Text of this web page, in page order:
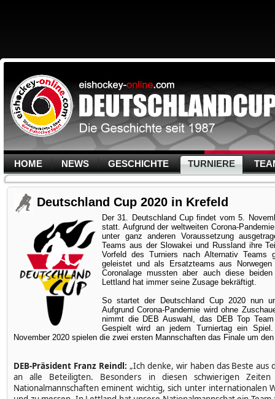
HOME NEWS GESCHICHTE TURNIERE
Deutschland Cup 2020 in Krefeld
Der 31. Deutschland Cup findet vom 5.
statt. Aufgrund der weltweiten Corona-
unter ganz anderen Voraussetzung
Teams aus der Slowakei und Russland ihre
Vorfeld des Turniers nach Alternativ
geleistet und als Ersatzteams aus
Coronalage mussten aber auch diese
Lettland hat immer seine Zusage bekräftigt.
So startet der Deutschland Cup 2020 nun
Aufgrund Corona-Pandemie wird ohne
nimmt die DEB Auswahl, das DEB Top
Gespielt wird an jedem Turniertag ein
November 2020 spielen die zwei ersten Mannschaften das Finale um
DEB-Präsident Franz Reindl: „Ich denke, wir haben das Beste
an alle Beteiligten. Besonders in diesen schwierigen
Nationalmannschaften eminent wichtig, sich unter internationalen